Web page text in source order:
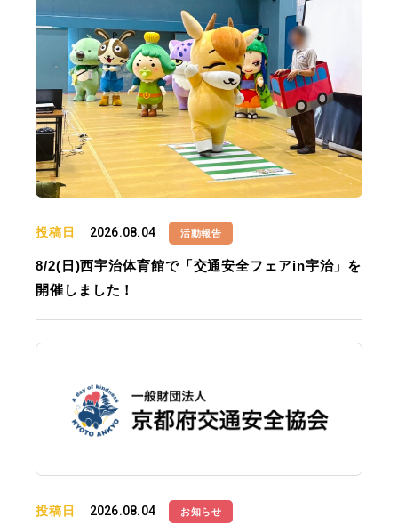
投稿日 2026.08.04 活動報告
8/2(日)西宇治体育館で「交通安全フェアin宇治」を
開催しました！
投稿日 2026.08.04 お知らせ